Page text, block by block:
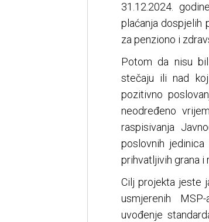
31.12.2024.
plaćanja dospjelih
za penziono i
Potom da nisu
stečaju ili nad
pozitivno
neodređeno
raspisivanja
poslovnih
prihvatljivih grana i
Cilj projekta jeste
usmjerenih
uvođenje